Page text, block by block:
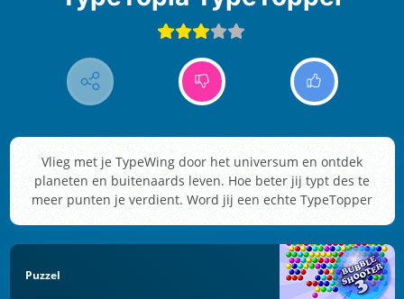
Vlieg met je TypeWing door het universum en ontdek
planeten en buitenaards leven. Hoe beter jij typt des te
meer punten je verdient. Word jij een echte TypeTopper
Puzzel